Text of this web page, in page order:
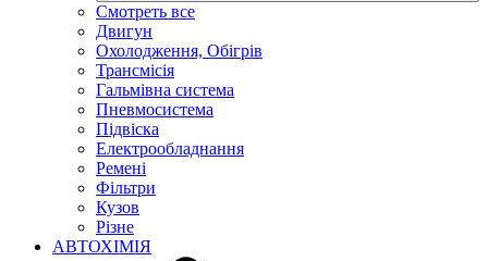
Смотреть все
Двигун
Охолодження, Обігрів
Трансмісія
Гальмівна система
Пневмосистема
Підвіска
Електрообладнання
Ремені
Фільтри
Кузов
Різне
АВТОХІМІЯ